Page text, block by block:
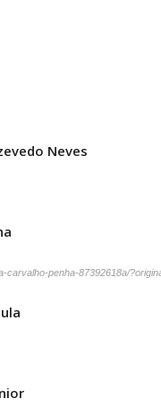
Neves
carvalho-penha-87392618a/